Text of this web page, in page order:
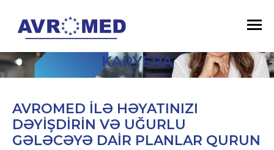
KARYERA
AVROMED İLƏ HƏYATINIZI
DƏYİŞDİRİN VƏ UĞURLU
GƏLƏCƏYƏ DAİR PLANLAR QURUN